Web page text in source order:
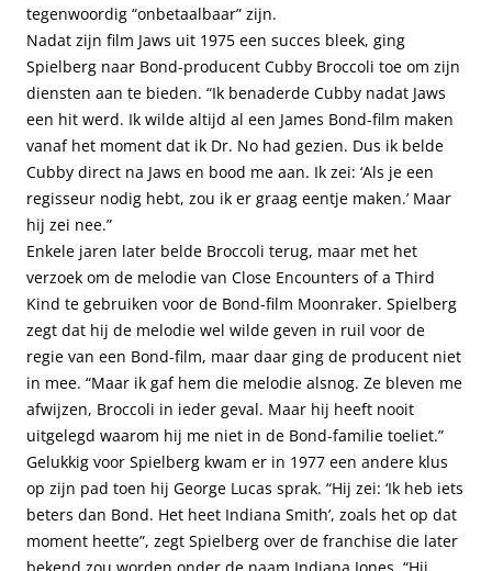
tegenwoordig “onbetaalbaar” zijn.
Nadat zijn film Jaws uit 1975 een succes bleek, ging
Spielberg naar Bond-producent Cubby Broccoli toe om zijn
diensten aan te bieden. “Ik benaderde Cubby nadat Jaws
een hit werd. Ik wilde altijd al een James Bond-film maken
vanaf het moment dat ik Dr. No had gezien. Dus ik belde
Cubby direct na Jaws en bood me aan. Ik zei: ‘Als je een
regisseur nodig hebt, zou ik er graag eentje maken.’ Maar
hij zei nee.”
Enkele jaren later belde Broccoli terug, maar met het
verzoek om de melodie van Close Encounters of a Third
Kind te gebruiken voor de Bond-film Moonraker. Spielberg
zegt dat hij de melodie wel wilde geven in ruil voor de
regie van een Bond-film, maar daar ging de producent niet
in mee. “Maar ik gaf hem die melodie alsnog. Ze bleven me
afwijzen, Broccoli in ieder geval. Maar hij heeft nooit
uitgelegd waarom hij me niet in de Bond-familie toeliet.”
Gelukkig voor Spielberg kwam er in 1977 een andere klus
op zijn pad toen hij George Lucas sprak. “Hij zei: ‘Ik heb iets
beters dan Bond. Het heet Indiana Smith’, zoals het op dat
moment heette”, zegt Spielberg over de franchise die later